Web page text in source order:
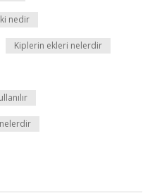
nedir
Kiplerin ekleri nelerdir